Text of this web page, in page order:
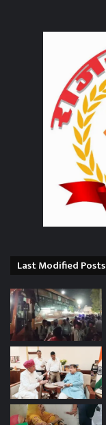
Last Modified Posts